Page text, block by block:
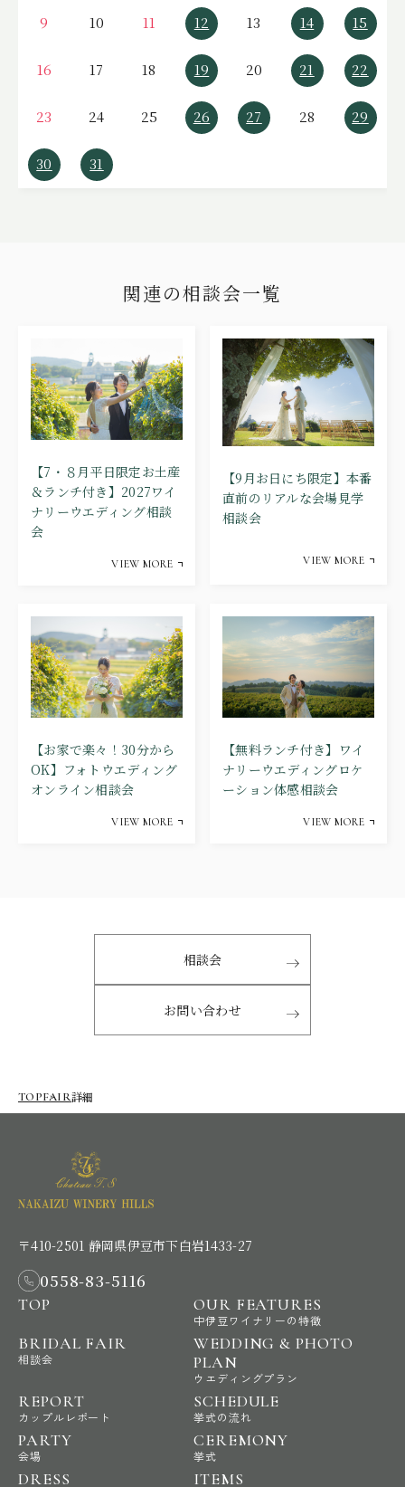
9 10 11 12 13 14 15
16 17 18 19 20 21 22
23 24 25 26 27 28 29
30 31
関連の相談会一覧
【7・８月平日限定お土産
＆ランチ付き】2027ワイ
ナリーウエディング相談
会
VIEW MORE
【9月お日にち限定】本番
直前のリアルな会場見学
相談会
VIEW MORE
【お家で楽々！30分から
OK】フォトウエディング
オンライン相談会
VIEW MORE
【無料ランチ付き】ワイ
ナリーウエディングロケ
ーション体感相談会
VIEW MORE
相談会
お問い合わせ
TOPFAIR詳細
〒410-2501 静岡県伊豆市下白岩1433-27
0558-83-5116
TOP OUR FEATURES
中伊豆ワイナリーの特徴
BRIDAL FAIR
相談会
WEDDING & PHOTO
PLAN
ウエディングプラン
REPORT
カップルレポート
SCHEDULE
挙式の流れ
PARTY
会場
CEREMONY
挙式
DRESS ITEMS